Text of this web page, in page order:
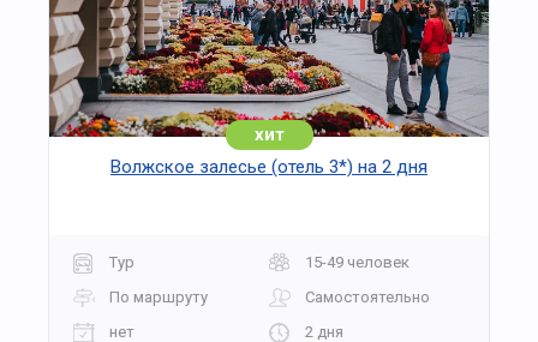
хит
Волжское залесье (отель 3*) на 2 дня
Тур
15-49 человек
По маршруту
Самостоятельно
нет
2 дня